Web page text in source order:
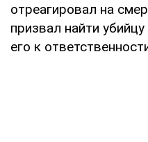
отреагировал на
призвал найти
его к